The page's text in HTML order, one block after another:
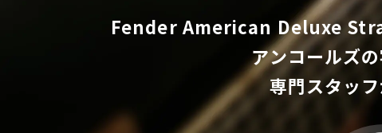
Fender American Deluxe
アンコールズ
専門スタッ